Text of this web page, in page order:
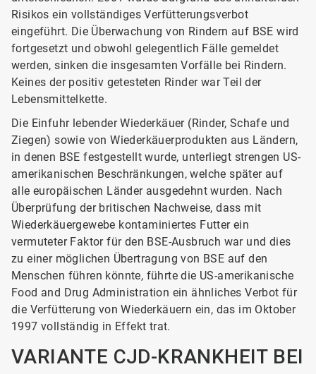
Risikos ein vollständiges Verfütterungsverbot
eingeführt. Die Überwachung von Rindern auf BSE wird
fortgesetzt und obwohl gelegentlich Fälle gemeldet
werden, sinken die insgesamten Vorfälle bei Rindern.
Keines der positiv getesteten Rinder war Teil der
Lebensmittelkette.
Die Einfuhr lebender Wiederkäuer (Rinder, Schafe und
Ziegen) sowie von Wiederkäuerprodukten aus Ländern,
in denen BSE festgestellt wurde, unterliegt strengen US-
amerikanischen Beschränkungen, welche später auf
alle europäischen Länder ausgedehnt wurden. Nach
Überprüfung der britischen Nachweise, dass mit
Wiederkäuergewebe kontaminiertes Futter ein
vermuteter Faktor für den BSE-Ausbruch war und dies
zu einer möglichen Übertragung von BSE auf den
Menschen führen könnte, führte die US-amerikanische
Food and Drug Administration ein ähnliches Verbot für
die Verfütterung von Wiederkäuern ein, das im Oktober
1997 vollständig in Effekt trat.
VARIANTE CJD-KRANKHEIT BEI